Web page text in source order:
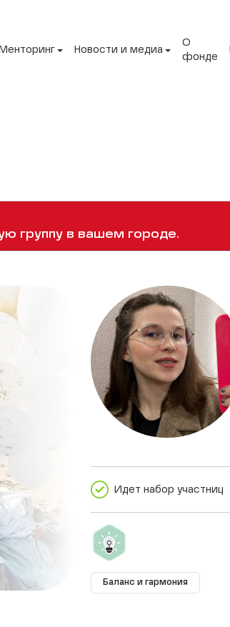
Менторинг Новости и медиа
О
фонде
группу в вашем городе.
Идет набор участниц
Баланс и гармония